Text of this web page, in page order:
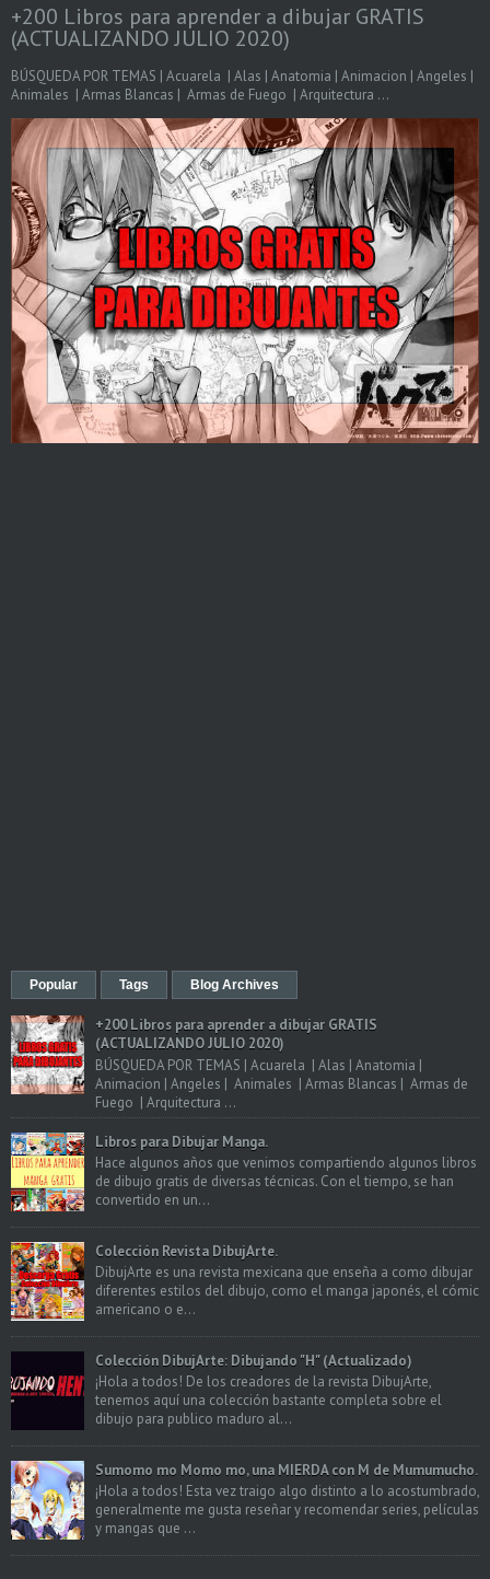
+200 Libros para aprender a dibujar GRATIS
(ACTUALIZANDO JULIO 2020)
BÚSQUEDA POR TEMAS | Acuarela | Alas | Anatomia | Animacion | Angeles |
Animales | Armas Blancas | Armas de Fuego | Arquitectura ...
Popular Tags Blog Archives
+200 Libros para aprender a dibujar GRATIS
(ACTUALIZANDO JULIO 2020)
BÚSQUEDA POR TEMAS | Acuarela | Alas | Anatomia |
Animacion | Angeles | Animales | Armas Blancas | Armas de
Fuego | Arquitectura ...
Libros para Dibujar Manga.
Hace algunos años que venimos compartiendo algunos libros
de dibujo gratis de diversas técnicas. Con el tiempo, se han
convertido en un...
Colección Revista DibujArte.
DibujArte es una revista mexicana que enseña a como dibujar
diferentes estilos del dibujo, como el manga japonés, el cómic
americano o e...
Colección DibujArte: Dibujando "H" (Actualizado)
¡Hola a todos! De los creadores de la revista DibujArte,
tenemos aquí una colección bastante completa sobre el
dibujo para publico maduro al...
Sumomo mo Momo mo, una MIERDA con M de Mumumucho.
¡Hola a todos! Esta vez traigo algo distinto a lo acostumbrado,
generalmente me gusta reseñar y recomendar series, películas
y mangas que ...